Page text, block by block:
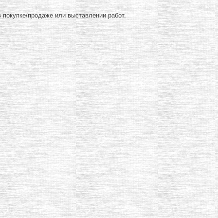
продаже или выставлении работ.